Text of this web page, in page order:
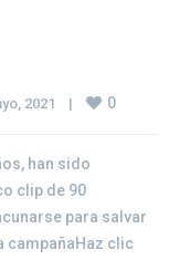
2021 | 0
han sido
clip de 90
para salvar
campañaHaz clic